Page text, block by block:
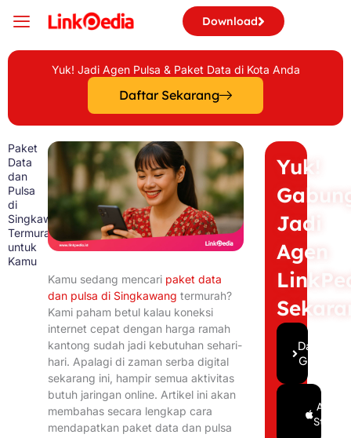
Download
Yuk! Jadi Agen Pulsa & Paket Data di Kota Anda
Daftar Sekarang
Paket
Data
dan
Pulsa
di
Singkawang
Termurah
untuk
Kamu
Kamu sedang mencari paket data
dan pulsa di Singkawang termurah?
Kami paham betul kalau koneksi
internet cepat dengan harga ramah
kantong sudah jadi kebutuhan sehari-
hari. Apalagi di zaman serba digital
sekarang ini, hampir semua aktivitas
butuh jaringan online. Artikel ini akan
membahas secara lengkap cara
mendapatkan paket data dan pulsa
Yuk!
Jadi
Agen
Daftar
Gratis
Google
Play
App
Store